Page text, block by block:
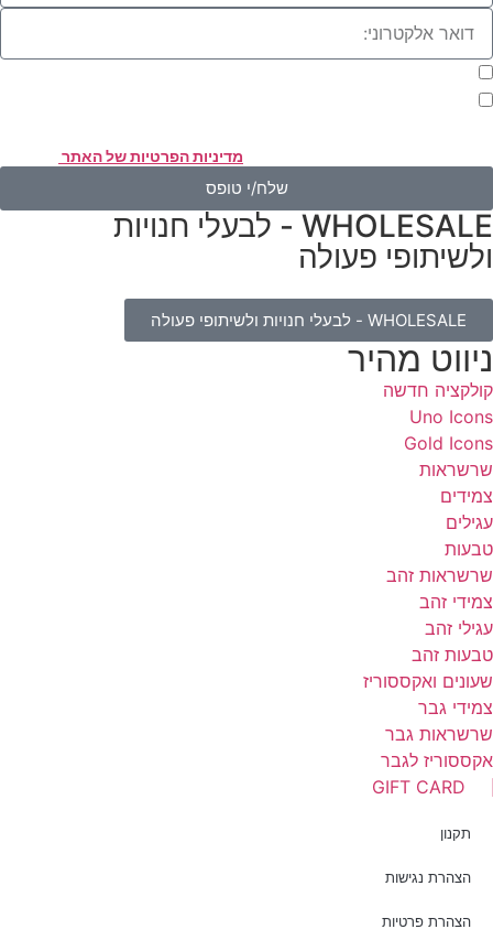
מדיניות הפרטיות של האתר
שלח/י טופס
WHOLESALE - לבעלי חנויות
ולשיתופי פעולה
WHOLESALE - לבעלי חנויות ולשיתופי פעולה
ניווט מהיר
קולקציה חדשה
Uno Icons
Gold Icons
שרשראות
צמידים
עגילים
טבעות
שרשראות זהב
צמידי זהב
עגילי זהב
טבעות זהב
שעונים ואקססוריז
צמידי גבר
שרשראות גבר
אקססוריז לגבר
GIFT CARD
תקנון
הצהרת נגישות
הצהרת פרטיות